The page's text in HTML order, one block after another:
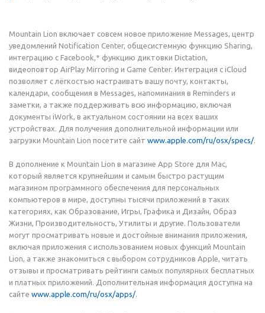
Mountain Lion включает совсем новое приложение Messages, центр
уведомлений Notification Center, общесистемную функцию Sharing,
интеграцию с Facebook,* функцию диктовки Dictation,
видеоповтор AirPlay Mirroring и Game Center. Интеграция с iCloud
позволяет с лёгкостью настраивать вашу почту, контакты,
календари, сообщения в Messages, напоминания в Reminders и
заметки, а также поддерживать всю информацию, включая
документы iWork, в актуальном состоянии на всех ваших
устройствах. Для получения дополнительной информации или
загрузки Mountain Lion посетите сайт www.apple.com/ru/osx/specs/.
В дополнение к Mountain Lion в магазине App Store для Mac,
который является крупнейшим и самым быстро растущим
магазином программного обеспечения для персональных
компьютеров в мире, доступны тысячи приложений в таких
категориях, как Образование, Игры, Графика и Дизайн, Образ
Жизни, Производительность, Утилиты и другие. Пользователи
могут просматривать новые и достойные внимания приложения,
включая приложения с использованием новых функций Mountain
Lion, а также знакомиться с выбором сотрудников Apple, читать
отзывы и просматривать рейтинги самых популярных бесплатных
и платных приложений. Дополнительная информация доступна на
сайте www.apple.com/ru/osx/apps/.